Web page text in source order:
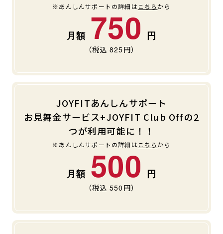
※あんしんサポートの詳細はこちら から
750
（税込 825円）
JOYFITあんしんサポート
お見舞金サービス+JOYFIT Club Offの2
つが利用可能に！！
※あんしんサポートの詳細はこちら から
500
（税込 550 円）